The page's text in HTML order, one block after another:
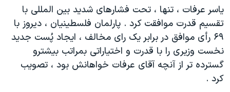
حقوق شهروندی
اقتصادی
علم و فناوری
اسرائیل در جنگ
گالری عکس
انتخابات ریاست جمهوری آمریکا ۲۰۲۴
حمله جمهوری اسلامی به اسرائیل
رمز مهسا
ورزش زنان در ایران
اعتراضات زن، زندگی، آزادی
زبانهای مختلف
ياسر عرفات ، تنها ، تحت فشارهای شديد بين المللی با
تقسيم قدرت موافقت کرد . پارلمان فلسطينيان ، ديروز با
۶۹ رأی موافق در برابر يک رای مخالف ، ايجاد پُست جديد
نخست وزيری را با قدرت و اختياراتی بمراتب بيشترو
گسترده تر از آنچه آقای عرفات خواهانش بود ، تصويب
کرد .